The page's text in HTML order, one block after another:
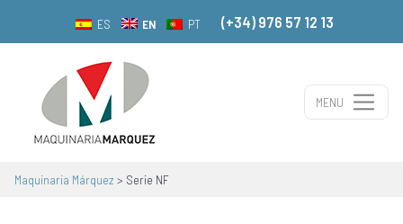
ES EN PT (+34) 976 57 12 13
Main Navigation
MENU
Maquinaria Márquez > Serie NF